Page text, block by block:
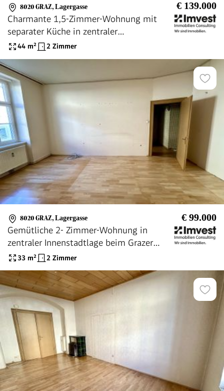
8020 GRAZ, Lagergasse € 139.000
Charmante 1,5-Zimmer-Wohnung mit
separater Küche in zentraler
Innenstadtlage nahe Grazer Augarten
44 m² 2 Zimmer
8020 GRAZ, Lagergasse € 99.000
Gemütliche 2- Zimmer-Wohnung in
zentraler Innenstadtlage beim Grazer
Augarten - Ideal für Anleger
33 m² 2 Zimmer